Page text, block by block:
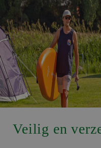
HOME VOOR
VOOR
ACSI WEBSHOP
CONTACT
Veilig en